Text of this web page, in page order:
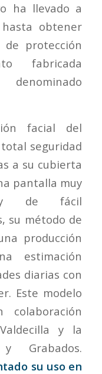
ha llevado a
obtener
protección
fabricada
facial del
seguridad
a su cubierta
pantalla muy
y de fácil
su método de
producción
estimación
diarias con
Este modelo
y la
Grabados.
su uso en